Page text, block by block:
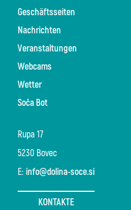
Rupa 17
5230 Bovec
E: info@dolina-soce.si
KONTAKTE
Geschäftsseiten
Nachrichten
Veranstaltungen
Webcams
Wetter
Soča Bot